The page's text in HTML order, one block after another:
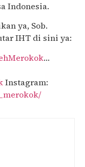
Indonesia.
ya, Sob.
IHT di sini ya:
…
Instagram: